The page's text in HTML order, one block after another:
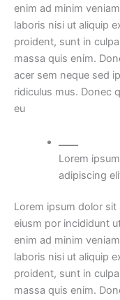
enim ad minim
laboris nisi ut aliquip
proident, sunt in
massa quis enim.
acer sem neque sed
ridiculus mus. Donec
eu
Lorem
adipiscing
Lorem ipsum dolor
eiusm por incididunt
enim ad minim
laboris nisi ut aliquip
proident, sunt in
massa quis enim.